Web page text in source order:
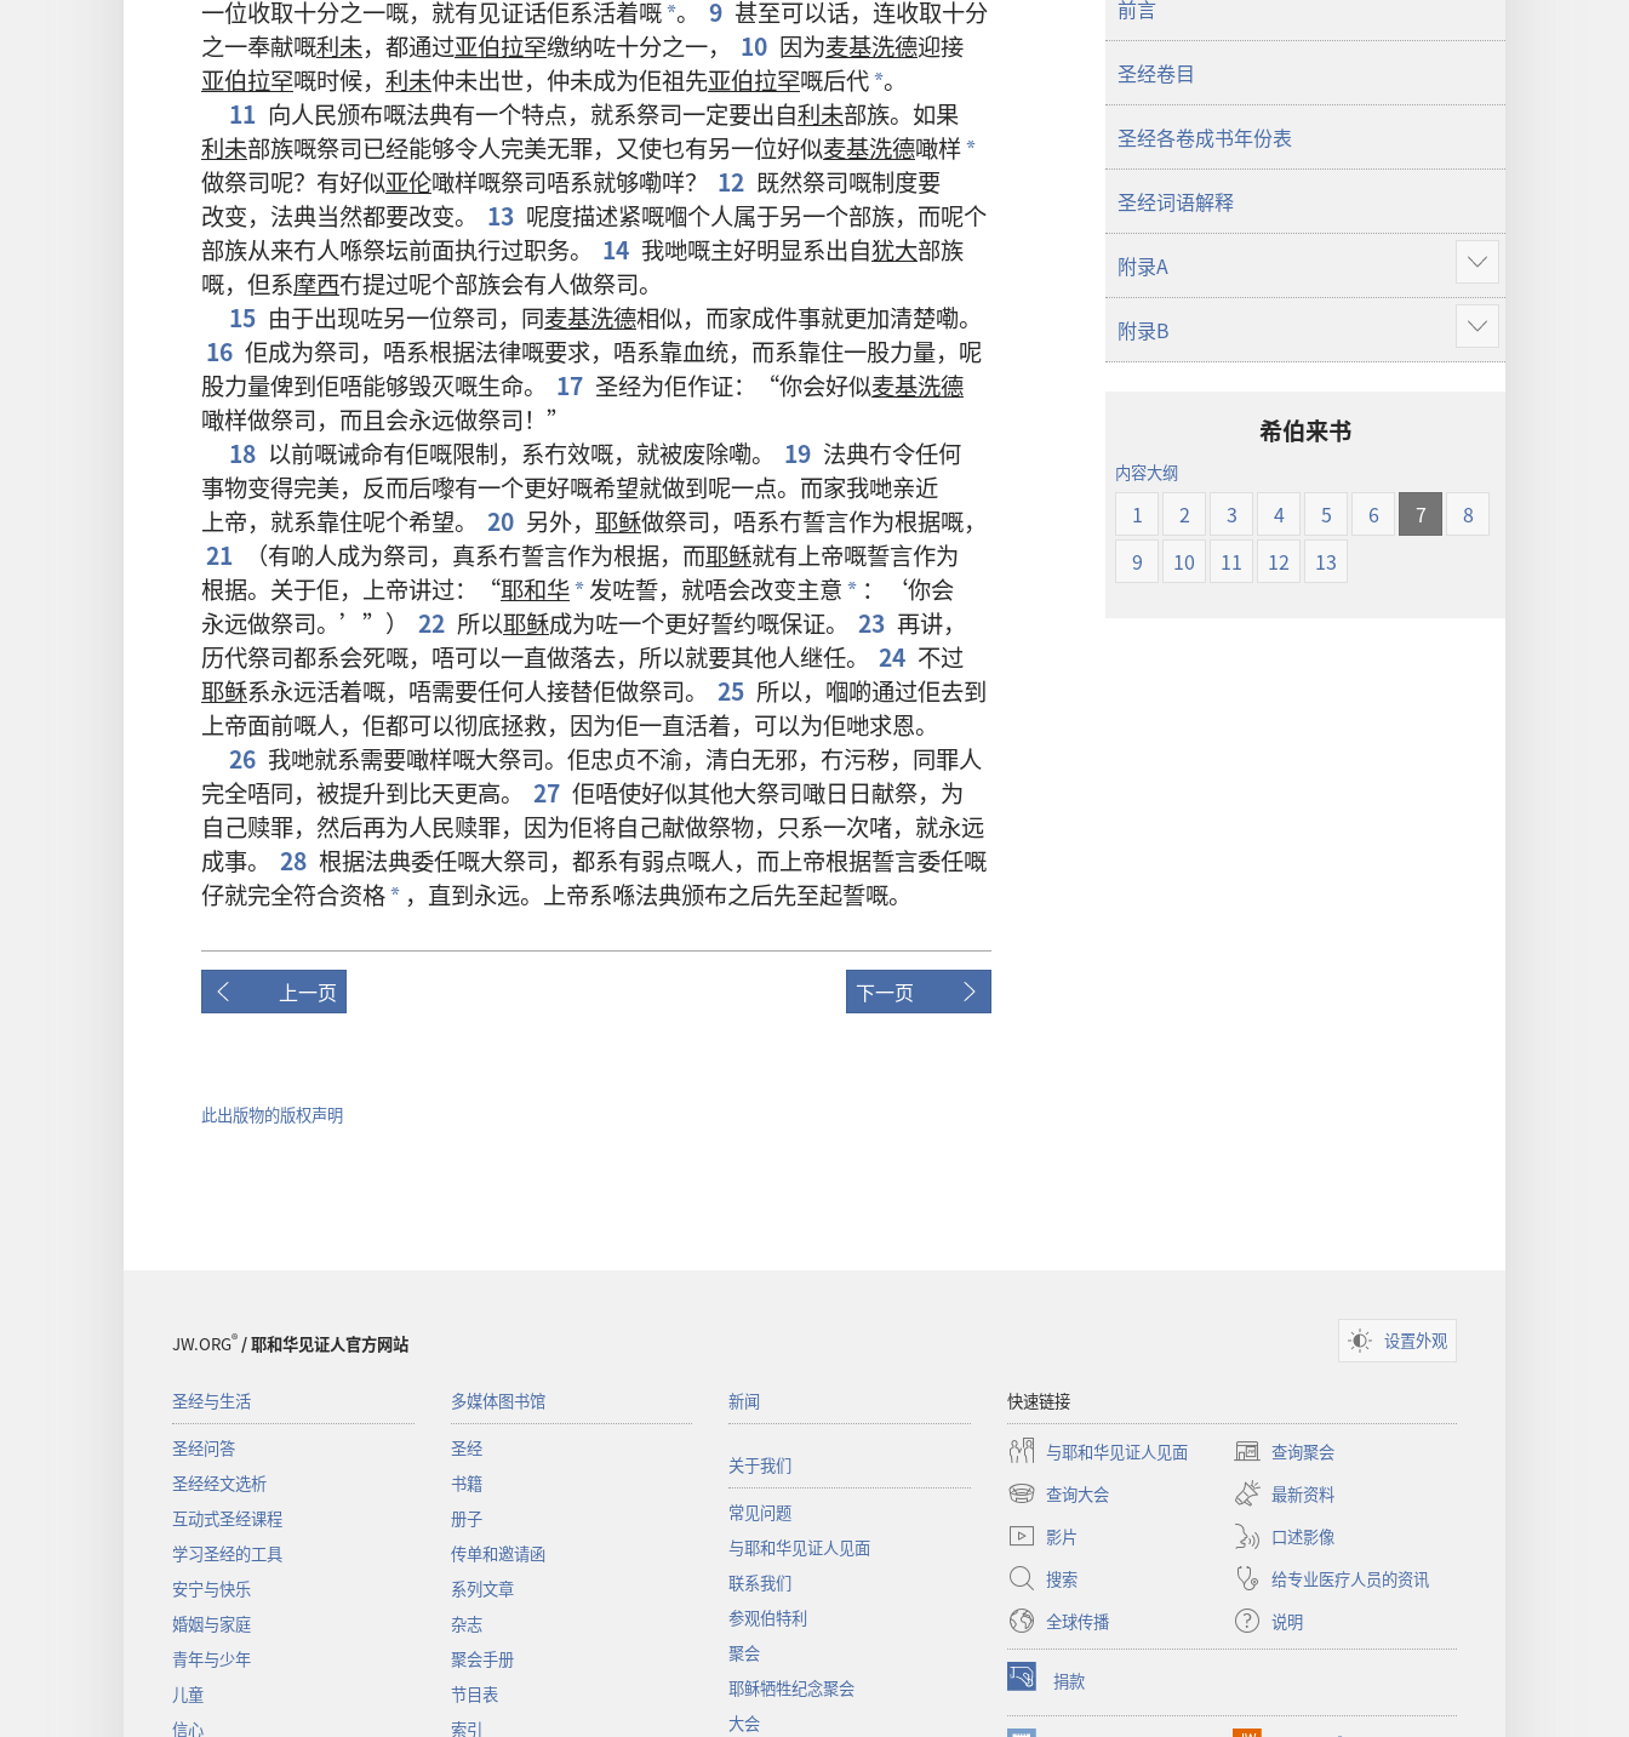
一位收取十分之一嘅， 就有见证话佢系活着嘅*。 9 甚至可以话， 连收取十分
之一奉献嘅利未， 都通过亚伯拉罕缴纳咗十分之一， 10 因为麦基洗德迎接
亚伯拉罕嘅时候， 利未仲未出世， 仲未成为佢祖先亚伯拉罕嘅后代*。
11 向人民颁布嘅法典有一个特点， 就系祭司一定要出自利未部族。 如果
利未部族嘅祭司已经能够令人完美无罪， 又使乜有另一位好似麦基洗德噉样*
做祭司呢？ 有好似亚伦噉样嘅祭司唔系就够嘞咩？ 12 既然祭司嘅制度要
改变， 法典当然都要改变。 13 呢度描述紧嘅嗰个人属于另一个部族， 而呢个
部族从来冇人喺祭坛前面执行过职务。 14 我哋嘅主好明显系出自犹大部族
嘅， 但系摩西冇提过呢个部族会有人做祭司。
15 由于出现咗另一位祭司， 同麦基洗德相似， 而家成件事就更加清楚嘞。
16 佢成为祭司， 唔系根据法律嘅要求， 唔系靠血统， 而系靠住一股力量， 呢
股力量俾到佢唔能够毁灭嘅生命。 17 圣经为佢作证：“你会好似麦基洗德
噉样做祭司， 而且会永远做祭司！”
18 以前嘅诫命有佢嘅限制， 系冇效嘅， 就被废除嘞。 19 法典冇令任何
事物变得完美， 反而后嚟有一个更好嘅希望就做到呢一点。 而家我哋亲近
上帝， 就系靠住呢个希望。 20 另外， 耶稣做祭司， 唔系冇誓言作为根据嘅，
21
（有啲人成为祭司， 真系冇誓言作为根据， 而耶稣就有上帝嘅誓言作为
根据。 关于佢， 上帝讲过：“耶和华* 发咗誓， 就唔会改变主意 * ：‘你会
永远做祭司。’”） 22 所以耶稣成为咗一个更好誓约嘅保证。 23 再讲，
历代祭司都系会死嘅， 唔可以一直做落去， 所以就要其他人继任。 24 不过
耶稣系永远活着嘅， 唔需要任何人接替佢做祭司。 25 所以， 嗰啲通过佢去到
上帝面前嘅人， 佢都可以彻底拯救， 因为佢一直活着， 可以为佢哋求恩。
26 我哋就系需要噉样嘅大祭司。 佢忠贞不渝， 清白无邪， 冇污秽， 同罪人
完全唔同， 被提升到比天更高。 27 佢唔使好似其他大祭司噉日日献祭， 为
自己赎罪， 然后再为人民赎罪， 因为佢将自己献做祭物， 只系一次啫， 就永远
成事。 28 根据法典委任嘅大祭司， 都系有弱点嘅人， 而上帝根据誓言委任嘅
仔就完全符合资格* ， 直到永远。 上帝系喺法典颁布之后先至起誓嘅。
上一页 下一页
此出版物的版权声明
经
世
界
译
界
本
多
前言
圣经卷目
圣经各卷成书年份表
圣经词语解释
附录A
显
示
更
多
附录B
显
示
希伯来书
内容大纲
1 2 3 4 5 6 7
8
9
10 11 12 13
JW.ORG®/ 耶和华见证人官方网站 设置外观
圣经与生活
圣经问答
圣经经文选析
互动式圣经课程
学习圣经的工具
安宁与快乐
婚姻与家庭
青年与少年
儿童
信心
多媒体图书馆
圣经
书籍
册子
传单和邀请函
系列文章
杂志
聚会手册
节目表
索引
新闻
关于我们
常见问题
与耶和华见证人见面
联系我们
参观伯特利
聚会
耶稣牺牲纪念聚会
大会
快速链接
与耶和华见证人见面 查询聚会
（打
开
新
窗
口）
查询大会
（打
开
新
窗
口）
最新资料
影片
口述影像
搜索
给专业医疗人员的资讯
全球传播
说明
捐款
（打
开